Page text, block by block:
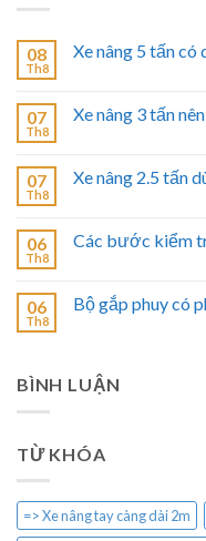
08
Th8
Xe nâng 5 tấn
07
Th8
Xe nâng 3 tấn
07
Th8
Xe nâng 2.5 tấn
06
Th8
Các bước kiểm
06
Th8
Bộ gắp phuy có
BÌNH LUẬN
TỪ KHÓA
=> Xe nâng tay càng dài 2m